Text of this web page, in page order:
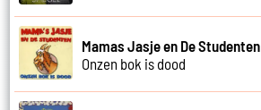
Mamas Jasje en De Studenten
Onzen bok is dood